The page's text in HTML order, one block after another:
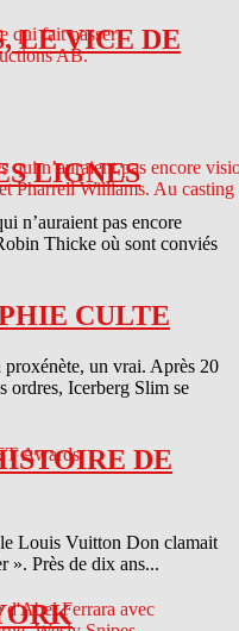
LE VICE DE
LIGNES
n’auraient pas encore
Thicke où sont conviés
CULTE
proxénète, un vrai. Après 20
ordres, Icerberg Slim se
DE
Louis Vuitton Don clamait
». Près de dix ans...